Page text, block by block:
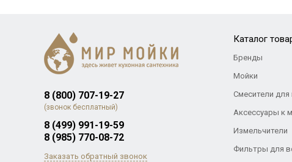
8 (800) 707-19-27
(звонок бесплатный)
8 (499) 991-19-59
8 (985) 770-08-72
Заказать обратный звонок
Каталог
Бренды
Мойки
Смесители для
Аксессуары к
Измельчители
Фильтры для